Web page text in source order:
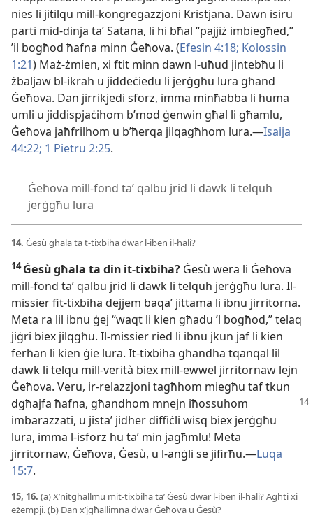
nies li jitilqu mill-kongregazzjoni Kristjana. Dawn isiru
parti mid-dinja taʼ Satana, li hi bħal “pajjiż imbiegħed,”
’il bogħod ħafna minn Ġeħova. (Efesin 4:18; Kolossin
1:21) Maż-żmien, xi ftit minn dawn l-uħud jintebħu li
żbaljaw bl-ikrah u jiddeċiedu li jerġgħu lura għand
Ġeħova. Dan jirrikjedi sforz, imma minħabba li huma
umli u jiddispjaċihom b’mod ġenwin għal li għamlu,
Ġeħova jaħfrilhom u b’ħerqa jilqagħhom lura.—Isaija
44:22; 1 Pietru 2:25.
Ġeħova mill-fond taʼ qalbu jrid li dawk li telquh
jerġgħu lura
14. Ġesù għala ta t-tixbiha dwar l-iben il-ħali?
14Ġesù għala ta din it-tixbiha? Ġesù wera li Ġeħova
mill-fond taʼ qalbu jrid li dawk li telquh jerġgħu lura. Il-
missier fit-tixbiha dejjem baqaʼ jittama li ibnu jirritorna.
Meta ra lil ibnu ġej “waqt li kien għadu ’l bogħod,” telaq
jiġri biex jilqgħu. Il-missier ried li ibnu jkun jaf li kien
ferħan li kien ġie lura. It-tixbiha għandha tqanqal lil
dawk li telqu mill-verità biex mill-ewwel jirritornaw lejn
Ġeħova. Veru, ir-relazzjoni tagħhom miegħu taf tkun
dgħajfa ħafna, għandhom mnejn iħossuhom
imbarazzati, u jistaʼ jidher diffiċli wisq biex jerġgħu
lura, imma l-isforz hu taʼ min jagħmlu! Meta
jirritornaw, Ġeħova, Ġesù, u l-anġli se jifirħu.—Luqa
15:7.
15, 16. (a) X’nitgħallmu mit-tixbiha taʼ Ġesù dwar l-iben il-ħali? Agħti xi
eżempji. (b) Dan x’jgħallimna dwar Ġeħova u Ġesù?